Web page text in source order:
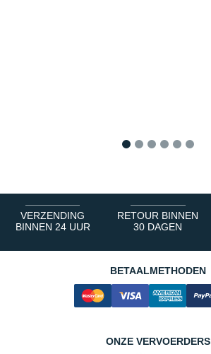
VERZENDING
BINNEN 24 UUR
RETOUR BINNEN
30 DAGEN
BETAALMETHODEN
ONZE VERVOERDERS